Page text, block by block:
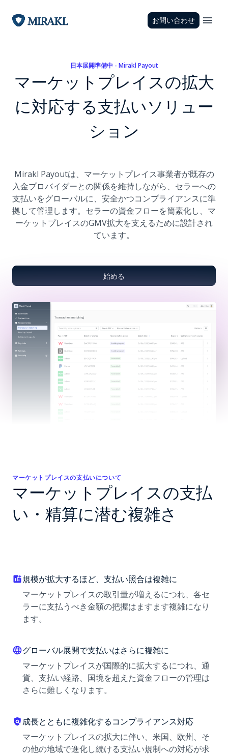
お問い合わせ
日本展開準備中 - Mirakl Payout
マーケットプレイスの拡大
に対応する支払いソリュー
ション
Mirakl Payoutは、マーケットプレイス事業者が既存の
入金プロバイダーとの関係を維持しながら、セラーへの
支払いをグローバルに、安全かつコンプライアンスに準
拠して管理します。セラーの資金フローを簡素化し、マ
ーケットプレイスのGMV拡大を支えるために設計され
ています。
始める
マーケットプレイスの支払いについて
マーケットプレイスの支払
い・精算に潜む複雑さ
規模が拡大するほど、支払い照合は複雑に
マーケットプレイスの取引量が増えるにつれ、各セ
ラーに支払うべき金額の把握はますます複雑になり
ます。
グローバル展開で支払いはさらに複雑に
マーケットプレイスが国際的に拡大するにつれ、通
貨、支払い経路、国境を超えた資金フローの管理は
さらに難しくなります。
成長とともに複雑化するコンプライアンス対応
マーケットプレイスの拡大に伴い、米国、欧州、そ
の他の地域で進化し続ける支払い規制への対応が求